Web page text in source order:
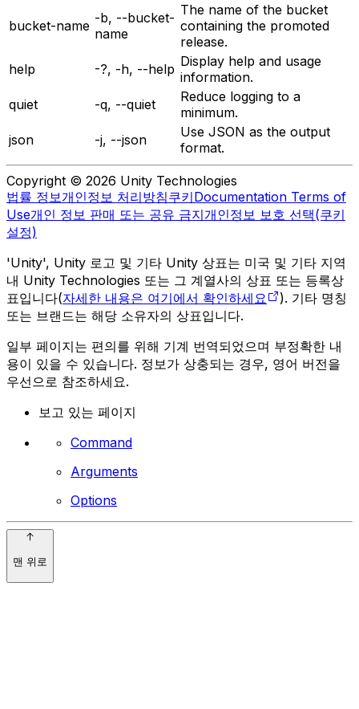
bucket-name -b, --bucket-
name
The name of the bucket
containing the promoted
release.
help
-?, -h, --help Display help and usage
information.
quiet
-q, --quiet
Reduce logging to a
minimum.
json
-j, --json
Use JSON as the output
format.
Copyright © 2026 Unity Technologies
법률 정보개인정보 처리방침쿠키Documentation Terms of
Use개인 정보 판매 또는 공유 금지개인정보 보호 선택(쿠키
설정)
'Unity', Unity 로고 및 기타 Unity 상표는 미국 및 기타 지역
내 Unity Technologies 또는 그 계열사의 상표 또는 등록상
표입니다(자세한 내용은 여기에서 확인하세요
). 기타 명칭
또는 브랜드는 해당 소유자의 상표입니다.
일부 페이지는 편의를 위해 기계 번역되었으며 부정확한 내
용이 있을 수 있습니다. 정보가 상충되는 경우, 영어 버전을
우선으로 참조하세요.
보고 있는 페이지
Command
Arguments
Options
맨 위로